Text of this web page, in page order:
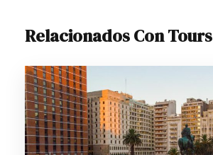
Relacionados Con Tours